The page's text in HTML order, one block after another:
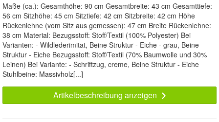
Maße (ca.): Gesamthöhe: 90 cm Gesamtbreite: 43 cm Gesamttiefe:
56 cm Sitzhöhe: 45 cm Sitztiefe: 42 cm Sitzbreite: 42 cm Höhe
Rückenlehne (vom Sitz aus gemessen): 47 cm Breite Rückenlehne:
38 cm Material: Bezugsstoff: Stoff/Textil (100% Polyester) Bei
Varianten: - Wildlederimitat, Beine Struktur - Eiche - grau, Beine
Struktur - Eiche Bezugsstoff: Stoff/Textil (70% Baumwolle und 30%
Leinen) Bei Variante: - Schriftzug, creme, Beine Struktur - Eiche
Stuhlbeine: Massivholz[...]
Artikelbeschreibung anzeigen